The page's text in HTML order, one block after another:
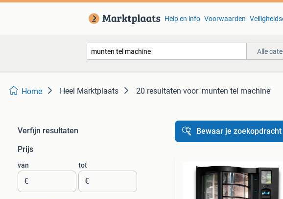
Help en info Voorwaarden
Alle
Home Heel Marktplaats 20 resultaten voor 'munten tel machine'
Verfijn resultaten
Prijs
van
€
tot
€
Bewaar je zoekopdracht